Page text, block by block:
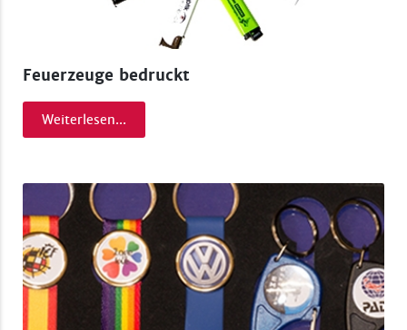
Feuerzeuge bedruckt
Weiterlesen...